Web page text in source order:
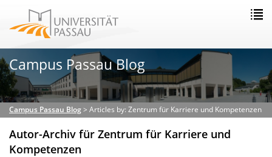
Campus Passau Blog
Campus Passau Blog> Articles by: Zentrum für Karriere und Kompetenzen
Autor-Archiv für Zentrum für Karriere und
Kompetenzen